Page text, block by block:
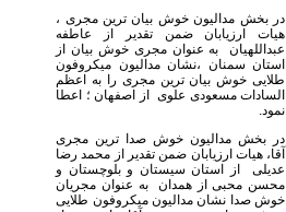
در بخش مدالیون خوش بیان ترین مجری ،
هیات ارزیابان ضمن تقدیر از عاطفه
عبداللهیان به عنوان مجری خوش بیان از
استان سمنان ،نشان مدالیون میکروفون
طلایی خوش بیان ترین مجری را به اعظم
السادات مسعودی علوی از اصفهان ؛ اعطا
نمود.
در بخش مدالیون خوش صدا ترین مجری
آقا، هیات ارزیابان ضمن تقدیر از محمد رضا
عدیلی از استان سیستان و بلوچستان و
محسن محبی از همدان به عنوان مجریان
خوش صدا نشان مدالیون میکروفون طلایی